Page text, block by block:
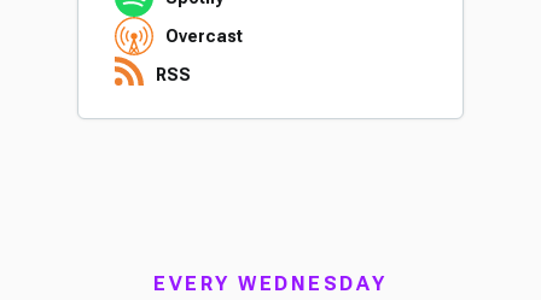
Overcast
RSS
EVERY WEDNESDAY